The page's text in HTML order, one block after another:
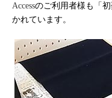
Accessのご利用者様も「
かれています。